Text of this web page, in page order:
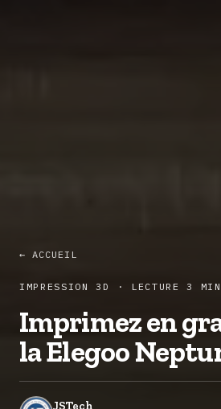
← ACCUEIL
IMPRESSION 3D · LECTURE 3 MIN
Imprimez en
la Elegoo
JSTech